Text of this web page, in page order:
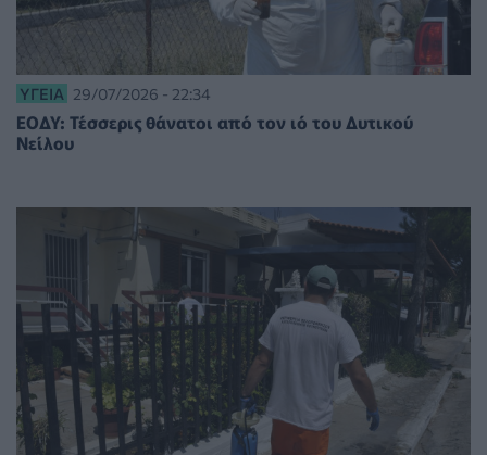
ΥΓΕΊΑ 29/07/2026 - 22:34
ΕΟΔΥ: Τέσσερις θάνατοι από τον ιό του Δυτικού
Νείλου